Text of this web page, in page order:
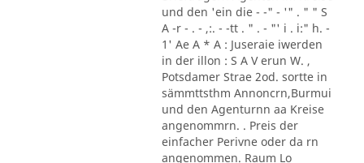
und den 'ein die - -" - '" . " " S
A -r - . - ,:. - -tt . " . - "' i . i:" h. -
1' Ae A * A : Juseraie iwerden
in der illon : S A V erun W. ,
Potsdamer Strae 2od. sortte in
sämmttsthm Annoncrn,Burmui
und den Agenturnn aa Kreise
angenommrn. . Preis der
einfacher Perivne oder da rn
angenommen. Raum Lo